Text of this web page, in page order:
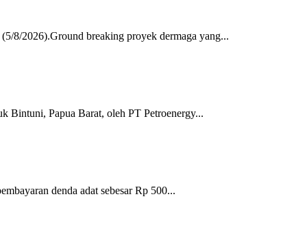
8/2026).Ground breaking proyek dermaga yang...
Papua Barat, oleh PT Petroenergy...
denda adat sebesar Rp 500...